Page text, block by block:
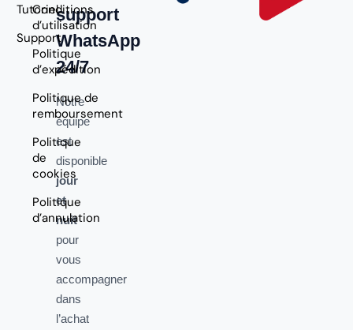
Tutoriel
Support
Conditions
d’utilisation
Politique
d’expédition
Politique de
remboursement
Politique
de
cookies
Politique
d’annulation
support
WhatsApp
24/7
Notre
équipe
est
disponible
jour
et
nuit
pour
vous
accompagner
dans
l’achat